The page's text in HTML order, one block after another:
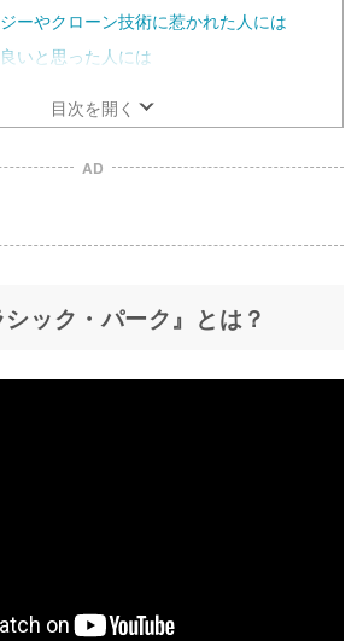
ーやクローン技術に惹かれた人には
いと思った人には
目次を開く
AD
ック・パーク』とは？